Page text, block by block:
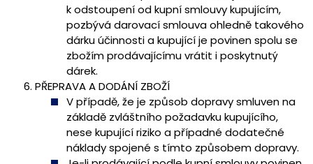
k odstoupení od kupní smlouvy kupujícím,
pozbývá darovací smlouva ohledně takového
dárku účinnosti a kupující je povinen spolu se
zbožím prodávajícímu vrátit i poskytnutý
dárek.
PŘEPRAVA A DODÁNÍ ZBOŽÍ
V případě, že je způsob dopravy smluven na
základě zvláštního požadavku kupujícího,
nese kupující riziko a případné dodatečné
náklady spojené s tímto způsobem dopravy.